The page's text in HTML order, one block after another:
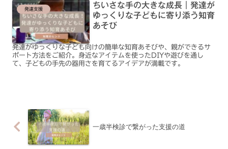
発達支援
ちいさな手の大きな成長｜発達が
ゆっくりな子どもに寄り添う知育
あそび
発達がゆっくりな子ども向けの簡単な知育あそびや、親ができるサ
ポート方法をご紹介。身近なアイテムを使ったDIYや遊びを通し
て、子どもの手先の器用さを育てるアイデアが満載です。
一歳半検診で繋がった支援の道